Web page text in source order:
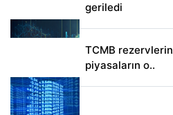
geriledi
TCMB
piyasaların o..